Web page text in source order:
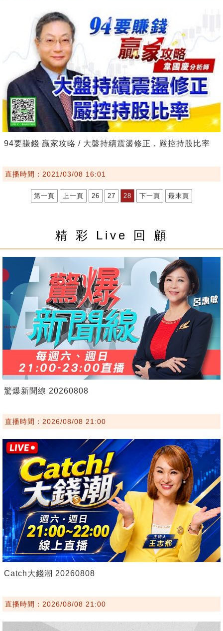
94要賺錢 贏家攻略 / 大盤持續震盪修正，嚴控持股比率
直播時間：2021/03/08 16:01
第一頁 上一頁 26 27 28 下一頁 最末頁
精 彩 Live 回 顧
驚爆新聞線 20260808
直播時間：2026/08/08 21:00
Catch大錢潮 20260808
直播時間：2026/08/08 21:00